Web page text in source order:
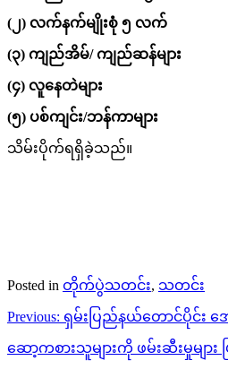
(၂) လက်နက်မျိုးစုံ ၅ လက်
(၃) ကျည်အိမ်/ ကျည်ဆန်များ
(၄) လူနေတဲများ
(၅) ပစ်ကျင်း/ဘန်ကာများ
သိမ်းပိုက်ရရှိခဲ့သည်။
Posted in တိုက်ပွဲသတင်း, သတင်း
Post
navigation
Previous: ရှမ်းပြည်နယ်တောင်ပိုင်း အ
ဆော့ကစားသူများကို ဖမ်းဆီးမှုမျာ